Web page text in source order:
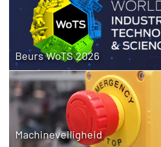
Beurs WoTS 2026
Machineveiligheid